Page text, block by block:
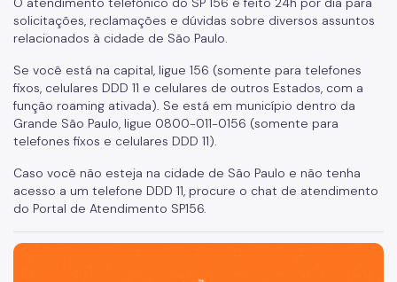
solicitações, reclamações e dúvidas sobre diversos assuntos
relacionados à cidade de São Paulo.
Se você está na capital, ligue 156 (somente para telefones
fixos, celulares DDD 11 e celulares de outros Estados, com a
função roaming ativada). Se está em município dentro da
Grande São Paulo, ligue 0800-011-0156 (somente para
telefones fixos e celulares DDD 11).
Caso você não esteja na cidade de São Paulo e não tenha
acesso a um telefone DDD 11, procure o chat de atendimento
do Portal de Atendimento SP156.
São Paulo, cidade inteligente, resiliente e sustentável